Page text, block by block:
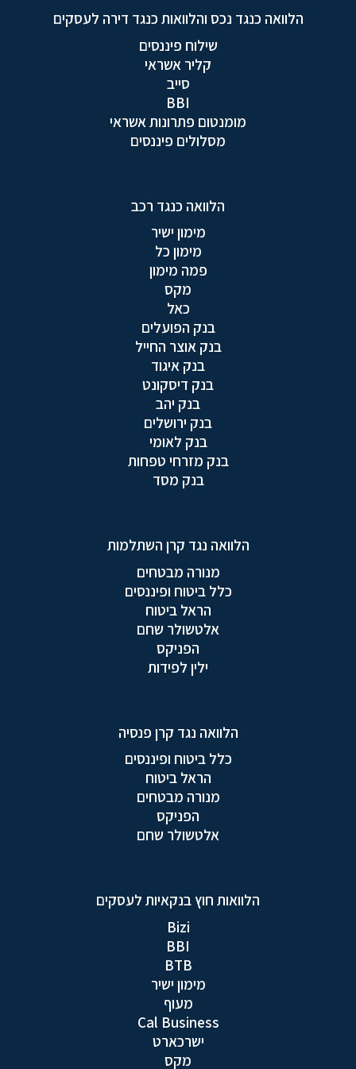
הלוואה כנגד נכס והלוואות כנגד דירה לעסקים
שילוח פיננסים
קליר אשראי
סייב
BBI
מומנטום פתרונות אשראי
מסלולים פיננסים
הלוואה כנגד רכב
מימון ישיר
מימון כל
פמה מימון
מקס
כאל
בנק הפועלים
בנק אוצר החייל
בנק איגוד
בנק דיסקונט
בנק יהב
בנק ירושלים
בנק לאומי
בנק מזרחי טפחות
בנק מסד
הלוואה נגד קרן השתלמות
מנורה מבטחים
כלל ביטוח ופיננסים
הראל ביטוח
אלטשולר שחם
הפניקס
ילין לפידות
הלוואה נגד קרן פנסיה
כלל ביטוח ופיננסים
הראל ביטוח
מנורה מבטחים
הפניקס
אלטשולר שחם
הלוואות חוץ בנקאיות לעסקים
Bizi
BBI
BTB
מימון ישיר
מעוף
Cal Business
ישרכארט
מקס